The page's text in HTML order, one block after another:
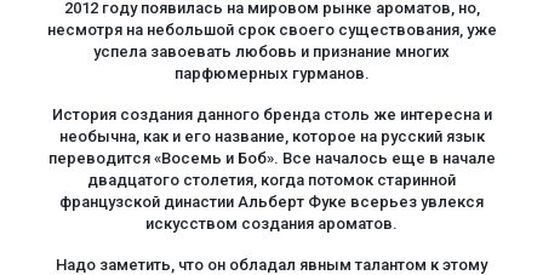
2012 году появилась на мировом рынке ароматов, но,
несмотря на небольшой срок своего существования, уже
успела завоевать любовь и признание многих
парфюмерных гурманов.
История создания данного бренда столь же интересна и
необычна, как и его название, которое на русский язык
переводится «Восемь и Боб». Все началось еще в начале
двадцатого столетия, когда потомок старинной
французской династии Альберт Фуке всерьез увлекся
искусством создания ароматов.
Надо заметить, что он обладал явным талантом к этому